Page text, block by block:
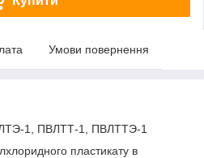
Умови повернення
1, ПВЛТТ-1, ПВЛТТЭ-1
пластикату в